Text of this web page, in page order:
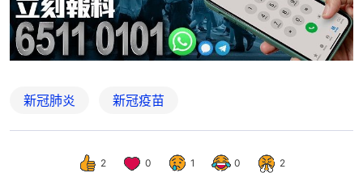
新冠肺炎 新冠疫苗
2 0 1 0 2